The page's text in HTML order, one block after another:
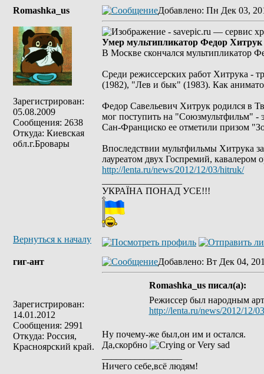
Romashka_us
Зарегистрирован:
05.08.2009
Сообщения: 2638
Откуда: Киевская
обл.г.Бровары
Добавлено: Пн Дек 03,
Умер мультипликатор Федор Хитрук
В Москве скончался мультипликатор
Среди режиссерских работ Хитрука
(1982), "Лев и бык" (1983). Как
Федор Савельевич Хитрук родился в
мог поступить на "Союзмультфильм" -
Сан-Франциско ее отметили призом
Впоследствии мультфильмы Хитрука
лауреатом двух Госпремий,
http://lenta.ru/news/2012/12/03/hitruk/
УКРАЇНА ПОНАД УСЕ!!!
Вернуться к началу
гиг-ант
Зарегистрирован:
14.01.2012
Сообщения: 2991
Откуда: Россия,
Красноярский край.
Добавлено: Вт Дек 04,
Romashka_us писал(а):
Режиссер был народным
http://lenta.ru/news/2012/12/
Ну почему-же был,он им и остался.
Да,скорбно
Ничего себе,всё людям!